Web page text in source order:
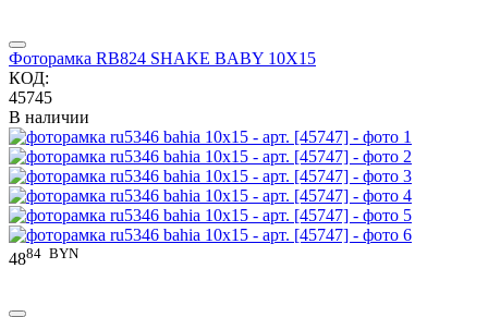
Фоторамка RB824 SHAKE BABY 10X15
КОД:
45745
В наличии
4884 BYN